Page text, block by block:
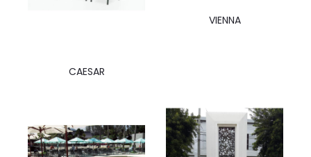
CAESAR
VIENNA